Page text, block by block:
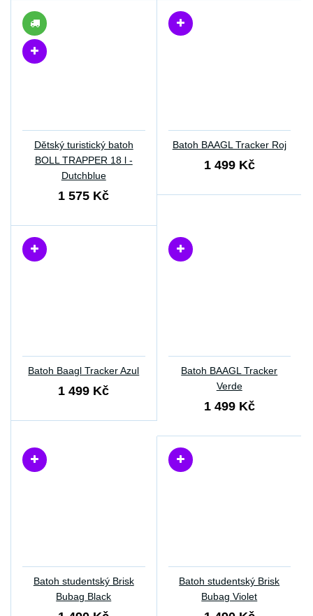
Dětský turistický batoh
BOLL TRAPPER 18 l -
Dutchblue
1 575 Kč
Batoh BAAGL Tracker Roj
1 499 Kč
Batoh Baagl Tracker Azul
1 499 Kč
Batoh BAAGL Tracker
Verde
1 499 Kč
Batoh studentský Brisk
Bubag Black
Batoh studentský Brisk
Bubag Violet